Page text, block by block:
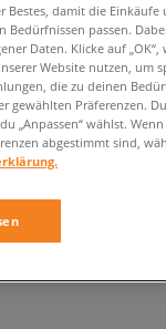
Bestes, damit die
Bedürfnissen passen.
Daten. Klicke auf
Website nutzen, um
die zu deinen
gewählten Präferenzen.
„Anpassen“ wählst.
abgestimmt sind,